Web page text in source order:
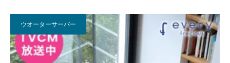
ウオーターサーバー